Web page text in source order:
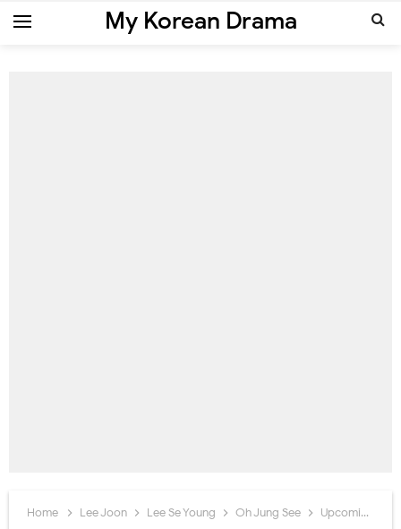
My Korean Drama
Home Lee Joon Lee Se Young Oh Jung See Upcoming Drama